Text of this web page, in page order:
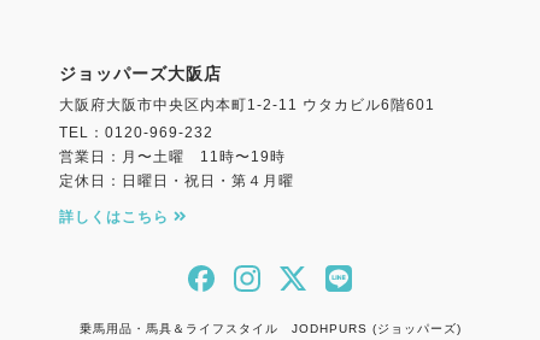
ジョッパーズ大阪店
大阪府大阪市中央区内本町1-2-11 ウタカビル6階601
TEL：0120-969-232
営業日：月〜土曜 11時〜19時
定休日：日曜日・祝日・第４月曜
詳しくはこちら
乗馬用品・馬具＆ライフスタイル JODHPURS (ジョッパーズ)